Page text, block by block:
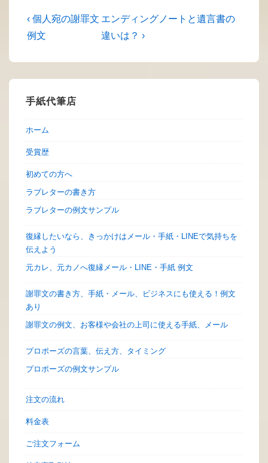
投
稿
ナ
ビ
ゲ
シ
ョ
ン
前
の
‹ 個人宛の謝罪文
例文
次
の
エンディングノートと遺言書の
違いは？ ›
手紙代筆店
ホーム
受賞歴
初めての方へ
ラブレターの書き方
ラブレターの例文サンプル
復縁したいなら、きっかけはメール・手紙・LINEで気持ちを
伝えよう
元カレ、元カノへ復縁メール・LINE・手紙 例文
謝罪文の書き方、手紙・メール、ビジネスにも使える！例文
あり
謝罪文の例文、お客様や会社の上司に使える手紙、メール
プロポーズの言葉、伝え方、タイミング
プロポーズの例文サンプル
注文の流れ
料金表
ご注文フォーム